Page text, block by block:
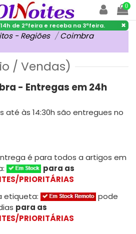
0
de 2ªfeira e receba na 3ªfeira. ×
- Regiões
Coimbra
/ Vendas)
- Entregas em 24h
até às 14:30h são entregues no
é para todos a artigos em
para as
PRIORITÁRIAS
etiqueta:
pode
para as
PRIORITÁRIAS